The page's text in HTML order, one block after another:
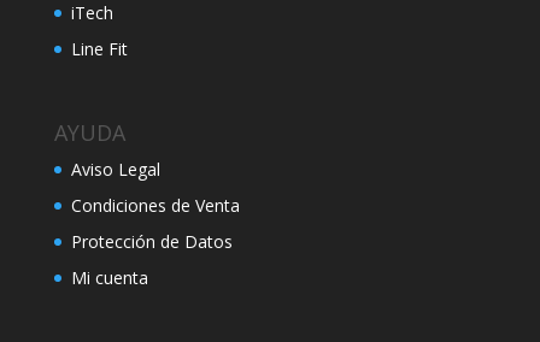
iTech
Line Fit
AYUDA
Aviso Legal
Condiciones de Venta
Protección de Datos
Mi cuenta